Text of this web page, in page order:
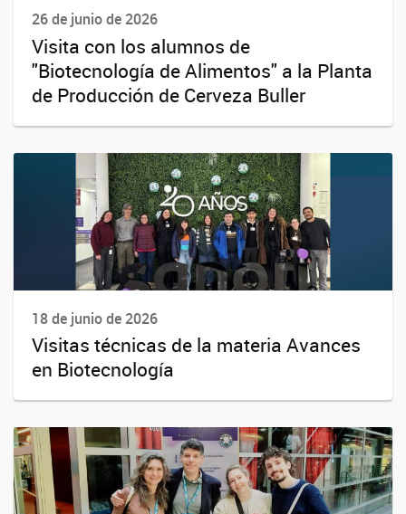
26 de junio de 2026
Visita con los alumnos de
"Biotecnología de Alimentos" a la Planta
de Producción de Cerveza Buller
18 de junio de 2026
Visitas técnicas de la materia Avances
en Biotecnología